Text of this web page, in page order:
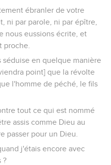
ébranler de votre
ni par parole, ni par épître,
nous eussions écrite, et
proche.
séduise en quelque manière
point] que la révolte
l'homme de péché, le fils
tout ce qui est nommé
assis comme Dieu au
passer pour un Dieu.
j'étais encore avec
?